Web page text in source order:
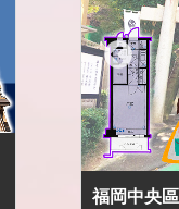
福岡中央